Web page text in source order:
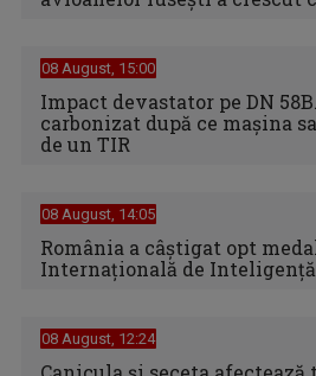
08 August, 15:00
Impact devastator pe DN
carbonizat după ce mașina
de un TIR
08 August, 14:05
România a câștigat opt
Internațională de
08 August, 12:24